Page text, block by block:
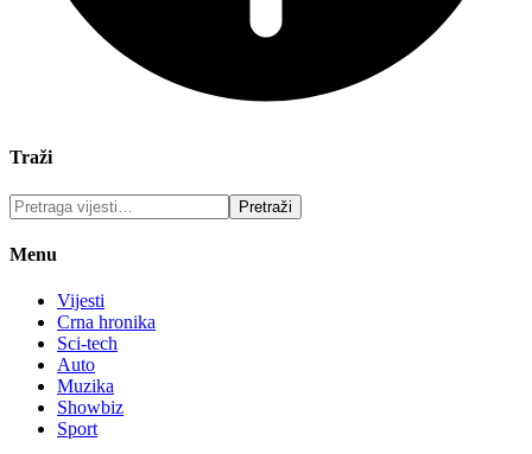
Traži
Menu
Vijesti
Crna hronika
Sci-tech
Auto
Muzika
Showbiz
Sport